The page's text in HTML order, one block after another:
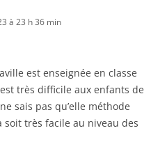
à 23 h 36 min
est enseignée en classe
très difficile aux enfants de
sais pas qu’elle méthode
très facile au niveau des